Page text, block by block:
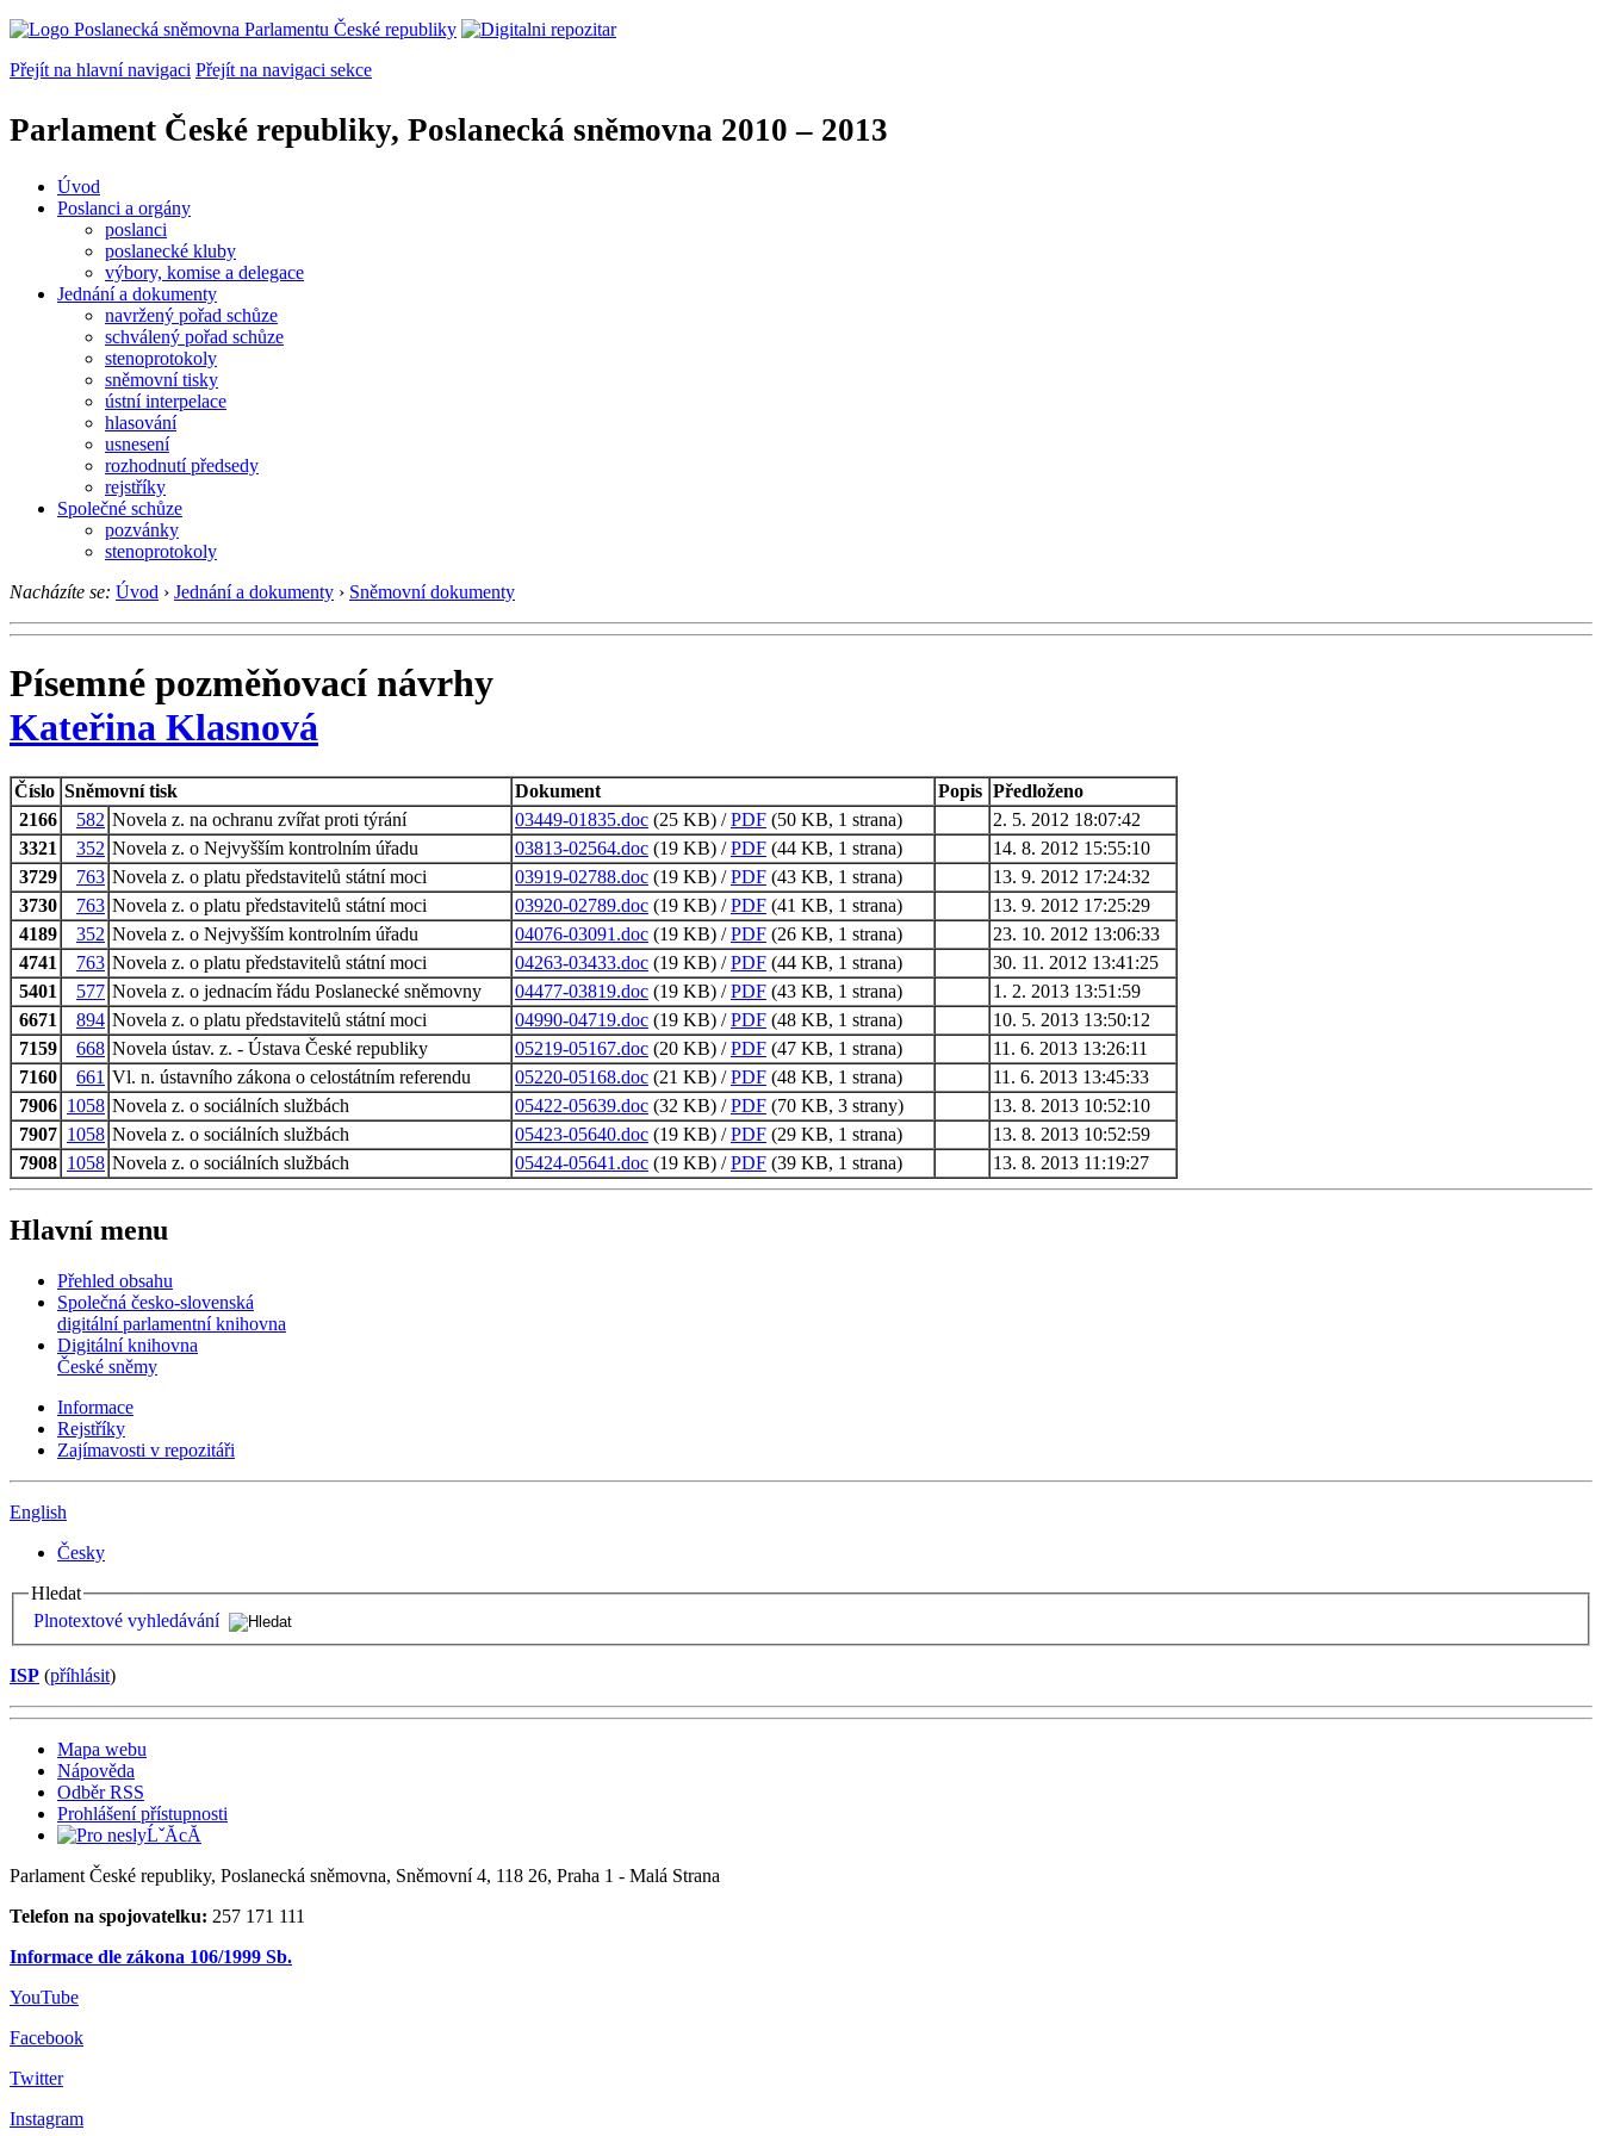
Přejít na hlavní navigaci Přejít na navigaci sekce
Parlament České republiky, Poslanecká sněmovna 2010 – 2013
Úvod
Poslanci a orgány
poslanci
poslanecké kluby
výbory, komise a delegace
Jednání a dokumenty
navržený pořad schůze
schválený pořad schůze
stenoprotokoly
sněmovní tisky
ústní interpelace
hlasování
usnesení
rozhodnutí předsedy
rejstříky
Společné schůze
pozvánky
stenoprotokoly
Nacházíte se: Úvod › Jednání a dokumenty › Sněmovní dokumenty
Písemné pozměňovací návrhy
Kateřina Klasnová
Číslo Sněmovní tisk Dokument Popis Předloženo
2166
582 Novela z. na ochranu zvířat proti týrání 03449-01835.doc (25 KB) /PDF (50 KB, 1 strana)
2. 5. 2012 18:07:42
3321
352 Novela z. o Nejvyšším kontrolním úřadu 03813-02564.doc (19 KB) /PDF (44 KB, 1 strana)
14. 8. 2012 15:55:10
3729
763 Novela z. o platu představitelů státní moci 03919-02788.doc (19 KB) /PDF (43 KB, 1 strana)
13. 9. 2012 17:24:32
3730
763 Novela z. o platu představitelů státní moci 03920-02789.doc (19 KB) /PDF (41 KB, 1 strana)
13. 9. 2012 17:25:29
4189
352 Novela z. o Nejvyšším kontrolním úřadu 04076-03091.doc (19 KB) /PDF (26 KB, 1 strana)
23. 10. 2012 13:06:33
4741
763 Novela z. o platu představitelů státní moci 04263-03433.doc (19 KB) /PDF (44 KB, 1 strana)
30. 11. 2012 13:41:25
5401
577 Novela z. o jednacím řádu Poslanecké sněmovny 04477-03819.doc (19 KB) /PDF (43 KB, 1 strana)
1. 2. 2013 13:51:59
6671
894 Novela z. o platu představitelů státní moci 04990-04719.doc (19 KB) /PDF (48 KB, 1 strana)
10. 5. 2013 13:50:12
7159
668 Novela ústav. z. - Ústava České republiky 05219-05167.doc (20 KB) /PDF (47 KB, 1 strana)
11. 6. 2013 13:26:11
7160
661 Vl. n. ústavního zákona o celostátním referendu 05220-05168.doc (21 KB) /PDF (48 KB, 1 strana)
11. 6. 2013 13:45:33
7906 1058 Novela z. o sociálních službách 05422-05639.doc (32 KB) /PDF (70 KB, 3 strany)
13. 8. 2013 10:52:10
7907 1058 Novela z. o sociálních službách 05423-05640.doc (19 KB) /PDF (29 KB, 1 strana)
13. 8. 2013 10:52:59
7908 1058 Novela z. o sociálních službách 05424-05641.doc (19 KB) /PDF (39 KB, 1 strana) 13. 8. 2013 11:19:27
Hlavní menu
Přehled obsahu
Společná česko-slovenská
digitální parlamentní knihovna
Digitální knihovna
České sněmy
Informace
Rejstříky
Zajímavosti v repozitáři
English
Česky
Hledat
Plnotextové vyhledávání
ISP (příhlásit)
Mapa webu
Nápověda
Odběr RSS
Prohlášení přístupnosti
Parlament České republiky, Poslanecká sněmovna, Sněmovní 4, 118 26, Praha 1 - Malá Strana
Telefon na spojovatelku: 257 171 111
Informace dle zákona 106/1999 Sb.
YouTube
Facebook
Twitter
Instagram